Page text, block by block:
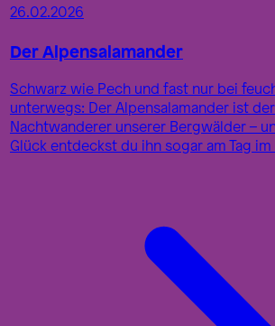
26.02.2026
Der Alpensalamander
Schwarz wie Pech und fast nur bei
unterwegs: Der Alpensalamander ist
Nachtwanderer unserer Bergwälder –
Glück entdeckst du ihn sogar am Tag im